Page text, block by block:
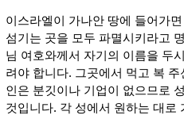
이스라엘이 가나안 땅에 들어가
섬기는 곳을 모두 파멸시키라고
님 여호와께서 자기의 이름을 두
려야 합니다. 그곳에서 먹고 복
인은 분깃이나 기업이 없으므로
것입니다. 각 성에서 원하는 대로